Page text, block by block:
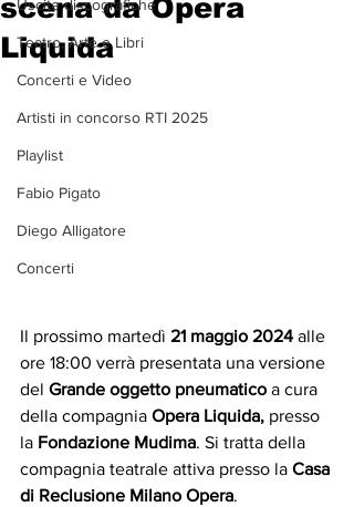
Uscite discografiche
Teatro, Arte e Libri
Concerti e Video
Artisti in concorso RTI 2025
Playlist
Fabio Pigato
Diego Alligatore
Concerti
scena da Opera
Liquida
Il prossimo martedì 21 maggio 2024 alle
ore 18:00 verrà presentata una versione
del Grande oggetto pneumatico a cura
della compagnia Opera Liquida, presso
la Fondazione Mudima. Si tratta della
compagnia teatrale attiva presso la Casa
di Reclusione Milano Opera.